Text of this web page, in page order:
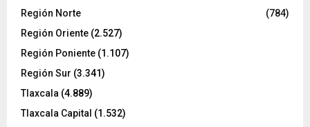
Región Norte
(784)
Región Oriente (2.527)
Región Poniente (1.107)
Región Sur (3.341)
Tlaxcala (4.889)
Tlaxcala Capital (1.532)